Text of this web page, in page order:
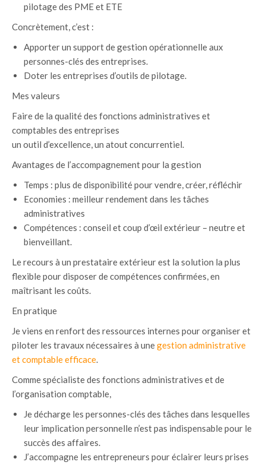
pilotage des PME et ETE
Concrètement, c’est :
Apporter un support de gestion opérationnelle aux
personnes-clés des entreprises.
Doter les entreprises d’outils de pilotage.
Mes valeurs
Faire de la qualité des fonctions administratives et
comptables des entreprises
un outil d’excellence, un atout concurrentiel.
Avantages de l’accompagnement pour la gestion
Temps : plus de disponibilité pour vendre, créer, réfléchir
Economies : meilleur rendement dans les tâches
administratives
Compétences : conseil et coup d’œil extérieur – neutre et
bienveillant.
Le recours à un prestataire extérieur est la solution la plus
flexible pour disposer de compétences confirmées, en
maîtrisant les coûts.
En pratique
Je viens en renfort des ressources internes pour organiser et
piloter les travaux nécessaires à unegestion administrative
et comptable efficace.
Comme spécialiste des fonctions administratives et de
l’organisation comptable,
Je décharge les personnes-clés des tâches dans lesquelles
leur implication personnelle n’est pas indispensable pour le
succès des affaires.
J’accompagne les entrepreneurs pour éclairer leurs prises